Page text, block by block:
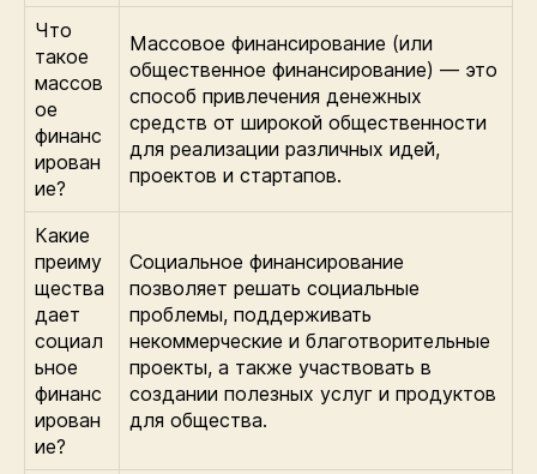
Что
такое
массов
ое
финанс
ирован
ие?
Массовое финансирование (или
общественное финансирование) — это
способ привлечения денежных
средств от широкой общественности
для реализации различных идей,
проектов и стартапов.
Какие
преиму
щества
дает
социал
ьное
финанс
ирован
ие?
Социальное финансирование
позволяет решать социальные
проблемы, поддерживать
некоммерческие и благотворительные
проекты, а также участвовать в
создании полезных услуг и продуктов
для общества.